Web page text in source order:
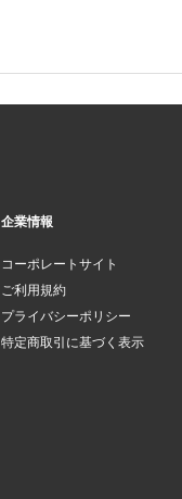
企業情報
コーポレートサイト
ご利用規約
プライバシーポリシー
特定商取引に基づく表示